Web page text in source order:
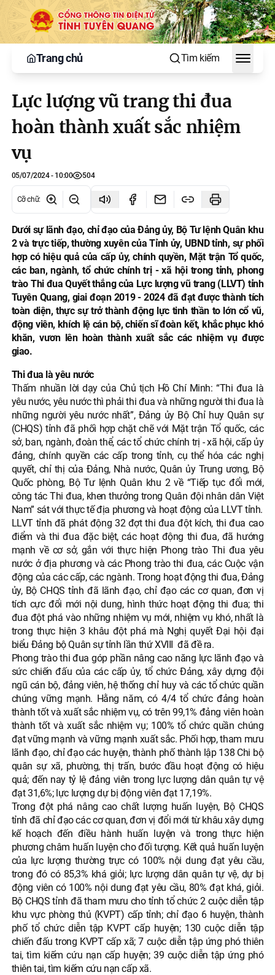
Trang chủ Tìm kiếm
Toggle
Lực lượng vũ trang thi đua
hoàn thành xuất sắc nhiệm
vụ
05/07/2024 - 10:00 504
Cỡ chữ:
Dưới sự lãnh đạo, chỉ đạo của Đảng ủy, Bộ Tư lệnh Quân khu
2 và trực tiếp, thường xuyên của Tỉnh ủy, UBND tỉnh, sự phối
hợp có hiệu quả của cấp ủy, chính quyền, Mặt trận Tổ quốc,
các ban, ngành, tổ chức chính trị - xã hội trong tỉnh, phong
trào Thi đua Quyết thắng của Lực lượng vũ trang (LLVT) tỉnh
Tuyên Quang, giai đoạn 2019 - 2024 đã đạt được thành tích
toàn diện, thực sự trở thành động lực tinh thần to lớn cổ vũ,
động viên, khích lệ cán bộ, chiến sĩ đoàn kết, khắc phục khó
khăn, vươn lên hoàn thành xuất sắc các nhiệm vụ được
giao.
Thi đua là yêu nước
Thấm nhuần lời dạy của Chủ tịch Hồ Chí Minh: “Thi đua là
yêu nước, yêu nước thì phải thi đua và những người thi đua là
những người yêu nước nhất”, Đảng ủy Bộ Chỉ huy Quân sự
(CHQS) tỉnh đã phối hợp chặt chẽ với Mặt trận Tổ quốc, các
sở, ban, ngành, đoàn thể, các tổ chức chính trị - xã hội, cấp ủy
đảng, chính quyền các cấp trong tỉnh, cụ thể hóa các nghị
quyết, chỉ thị của Đảng, Nhà nước, Quân ủy Trung ương, Bộ
Quốc phòng, Bộ Tư lệnh Quân khu 2 về “Tiếp tục đổi mới,
công tác Thi đua, khen thưởng trong Quân đội nhân dân Việt
Nam” sát với thực tế địa phương và hoạt động của LLVT tỉnh.
LLVT tỉnh đã phát động 32 đợt thi đua đột kích, thi đua cao
điểm và thi đua đặc biệt, các hoạt động thi đua, đã hướng
mạnh về cơ sở, gắn với thực hiện Phong trào Thi đua yêu
nước ở địa phương và các Phong trào thi đua, các Cuộc vận
động của các cấp, các ngành. Trong hoạt động thi đua, Đảng
ủy, Bộ CHQS tỉnh đã lãnh đạo, chỉ đạo các cơ quan, đơn vị
tích cực đổi mới nội dung, hình thức hoạt động thi đua; thi
đua đột phá vào những nhiệm vụ mới, nhiệm vụ khó, nhất là
trong thực hiện 3 khâu đột phá mà Nghị quyết Đại hội đại
biểu Đảng bộ Quân sự tỉnh lần thứ XVIII đã đề ra.
Phong trào thi đua góp phần nâng cao năng lực lãnh đạo và
sức chiến đấu của các cấp ủy, tổ chức Đảng, xây dựng đội
ngũ cán bộ, đảng viên, hệ thống chỉ huy và các tổ chức quần
chúng vững mạnh. Hằng năm, có 4/4 tổ chức đảng hoàn
thành tốt và xuất sắc nhiệm vụ, có trên 99,1% đảng viên hoàn
thành tốt và xuất sắc nhiệm vụ; 100% tổ chức quần chúng
đạt vững mạnh và vững mạnh xuất sắc. Phối hợp, tham mưu
lãnh đạo, chỉ đạo các huyện, thành phố thành lập 138 Chi bộ
quân sự xã, phường, thị trấn, bước đầu hoạt động có hiệu
quả; đến nay tỷ lệ đảng viên trong lực lượng dân quân tự vệ
đạt 31,6%; lực lượng dự bị động viên đạt 17,19%.
Trong đột phá nâng cao chất lượng huấn luyện, Bộ CHQS
tỉnh đã chỉ đạo các cơ quan, đơn vị đổi mới từ khâu xây dựng
kế hoạch đến điều hành huấn luyện và trong thực hiện
phương châm huấn luyện cho đối tượng. Kết quả huấn luyện
của lực lượng thường trực có 100% nội dung đạt yêu cầu,
trong đó có 85,3% khá giỏi; lực lượng dân quân tự vệ, dự bị
động viên có 100% nội dung đạt yêu cầu, 80% đạt khá, giỏi.
Bộ CHQS tỉnh đã tham mưu cho tỉnh tổ chức 2 cuộc diễn tập
khu vực phòng thủ (KVPT) cấp tỉnh; chỉ đạo 6 huyện, thành
phố tổ chức diễn tập KVPT cấp huyện; 130 cuộc diễn tập
chiến đấu trong KVPT cấp xã; 7 cuộc diễn tập ứng phó thiên
tai, tìm kiếm cứu nạn cấp huyện; 39 cuộc diễn tập ứng phó
thiên tai, tìm kiếm cứu nạn cấp xã.